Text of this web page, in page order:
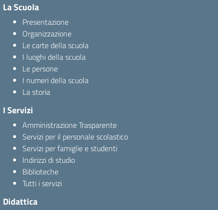
La Scuola
Presentazione
Organizzazione
Le carte della scuola
I luoghi della scuola
Le persone
I numeri della scuola
La storia
I Servizi
Amministrazione Trasparente
Servizi per il personale scolastico
Servizi per famiglie e studenti
Indirizzi di studio
Biblioteche
Tutti i servizi
Didattica